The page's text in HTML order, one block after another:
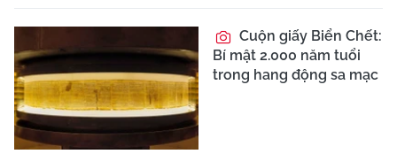
Cuộn giấy Biển Chết:
Bí mật 2.000 năm tuổi
trong hang động sa mạc